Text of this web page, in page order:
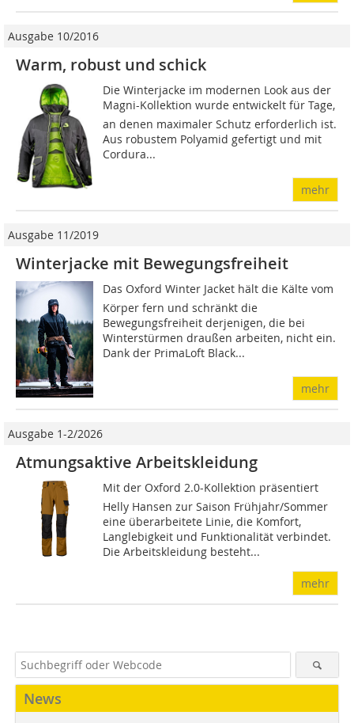
Ausgabe 10/2016
Warm, robust und schick
Die Winterjacke im modernen Look aus der
Magni-Kollektion wurde entwickelt für Tage,
an denen maxi­maler Schutz erforderlich ist.
Aus robustem Polyamid gefertigt und mit
Cordura...
mehr
Ausgabe 11/2019
Winterjacke mit Bewegungsfreiheit
Das Oxford Winter Jacket hält die Kälte vom
Körper fern und schränkt die
Bewegungsfreiheit derjenigen, die bei
Winterstürmen draußen arbeiten, nicht ein.
Dank der PrimaLoft Black...
mehr
Ausgabe 1-2/2026
Atmungsaktive Arbeitskleidung
Mit der Oxford 2.0-Kollektion präsentiert
Helly Hansen zur Saison Frühjahr/Sommer
eine überarbeitete Linie, die Komfort,
Langlebigkeit und Funktionalität verbindet.
Die Arbeitskleidung besteht...
mehr
News